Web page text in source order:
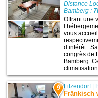
Distance
Bamberg :
Offrant une
vous
d’intérêt :
congrès de
Bamberg.
climatisation
9 Litzendorf|
Fränkisch